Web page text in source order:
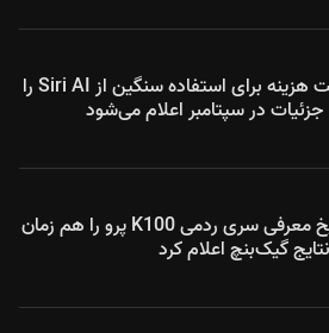
اپل دریافت هزینه برای استفاده سنگین از Siri AI را
جزئیات در سپتامبر اعلام می‌شود
ردمی تاریخ معرفی سری ردمی K100 پرو را هم زمان
گیک‌بنچ اعلام کرد